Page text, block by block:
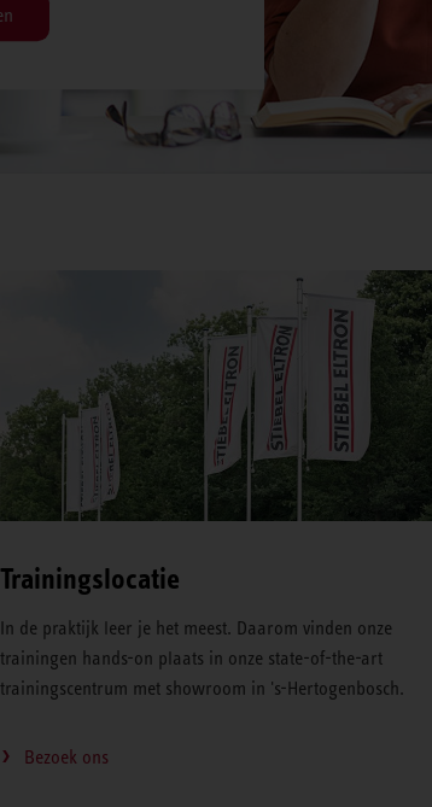
Trainingslocatie
In de praktijk leer je het meest. Daarom vinden onze
trainingen hands-on plaats in onze state-of-the-art
trainingscentrum met showroom in 's-Hertogenbosch.
Bezoek ons